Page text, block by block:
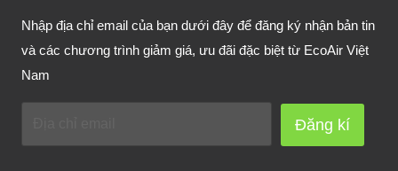
Nhập địa chỉ email của bạn dưới đây để đăng ký nhận bản tin
và các chương trình giảm giá, ưu đãi đặc biệt từ EcoAir Việt
Nam
Đăng kí